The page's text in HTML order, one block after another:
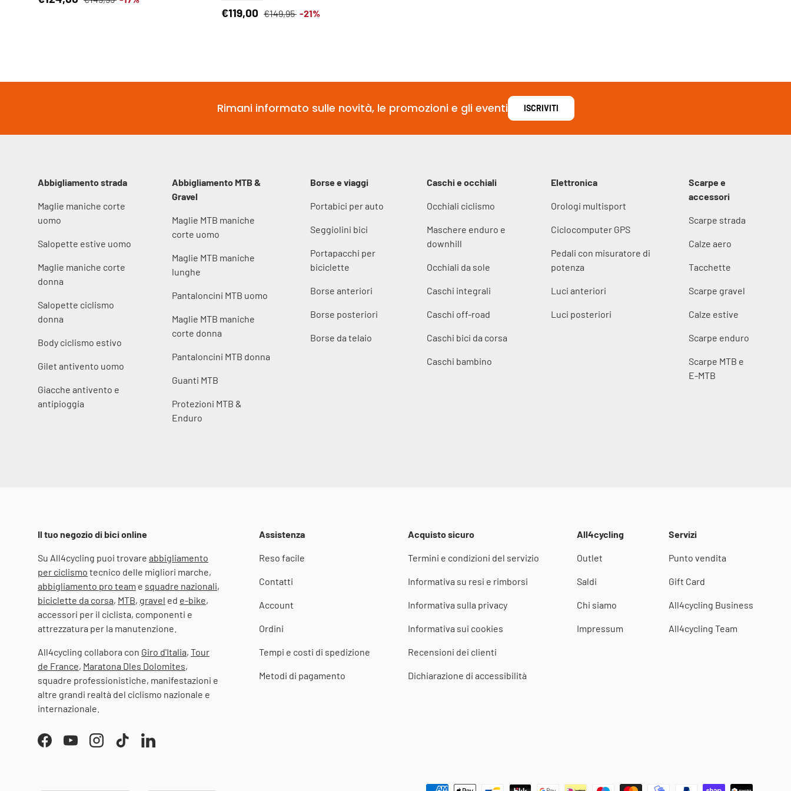
Prezzo di vendita
€119,00 Prezzo normale
€149,95 -21%
Rimani informato sulle novità, le promozioni e gli eventi ISCRIVITI
Abbigliamento strada
Maglie maniche corte
uomo
Salopette estive uomo
Maglie maniche corte
donna
Salopette ciclismo
donna
Body ciclismo estivo
Gilet antivento uomo
Giacche antivento e
antipioggia
Abbigliamento MTB &
Gravel
Maglie MTB maniche
corte uomo
Maglie MTB maniche
lunghe
Pantaloncini MTB uomo
Maglie MTB maniche
corte donna
Pantaloncini MTB donna
Guanti MTB
Protezioni MTB &
Enduro
Borse e viaggi
Portabici per auto
Seggiolini bici
Portapacchi per
biciclette
Borse anteriori
Borse posteriori
Borse da telaio
Caschi e occhiali
Occhiali ciclismo
Maschere enduro e
downhill
Occhiali da sole
Caschi integrali
Caschi off-road
Caschi bici da corsa
Caschi bambino
Elettronica
Orologi multisport
Ciclocomputer GPS
Pedali con misuratore di
potenza
Luci anteriori
Luci posteriori
Scarpe e
accessori
Scarpe strada
Calze aero
Tacchette
Scarpe gravel
Calze estive
Scarpe enduro
Scarpe MTB e
E-MTB
Il tuo negozio di bici online
Su All4cycling puoi trovare abbigliamento
per ciclismo tecnico delle migliori marche,
abbigliamento pro team e squadre nazionali,
biciclette da corsa, MTB, gravel ed e-bike,
accessori per il ciclista, componenti e
attrezzatura per la manutenzione.
All4cycling collabora con Giro d'Italia, Tour
de France, Maratona Dles Dolomites,
squadre professionistiche, manifestazioni e
altre grandi realtà del ciclismo nazionale e
internazionale.
FacebookYouTubeInstagramTikTokLinkedIn
Assistenza
Reso facile
Contatti
Account
Ordini
Tempi e costi di spedizione
Metodi di pagamento
Acquisto sicuro
Termini e condizioni del servizio
Informativa su resi e rimborsi
Informativa sulla privacy
Informativa sui cookies
Recensioni dei clienti
Dichiarazione di accessibilità
All4cycling
Outlet
Saldi
Chi siamo
Impressum
Servizi
Punto vendita
Gift Card
All4cycling Business
All4cycling Team